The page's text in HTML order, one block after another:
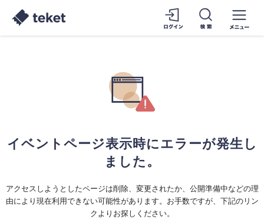
イベントページ表示時にエラーが発生し
ました。
アクセスしようとしたページは削除、変更されたか、公開準備中などの理
由により現在利用できない可能性があります。お手数ですが、下記のリン
クよりお探しください。